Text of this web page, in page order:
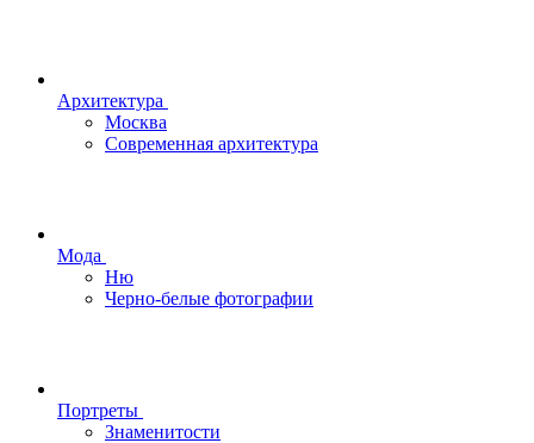
Архитектура
Москва
Современная архитектура
Мода
Ню
Черно-белые фотографии
Портреты
Знаменитости